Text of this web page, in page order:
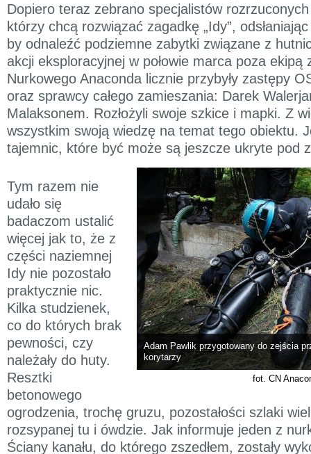
Dopiero teraz zebrano specjalistów
którzy chcą rozwiązać zagadkę „Idy”,
by odnaleźć podziemne zabytki związane z
akcji eksploracyjnej w połowie marca poza ekipą
Nurkowego Anaconda licznie przybyły zastępy
oraz sprawcy całego zamieszania: Darek
Malaksonem. Rozłożyli swoje szkice i mapki. Z
wszystkim swoją wiedzę na temat tego obiektu.
tajemnic, które być może są jeszcze ukryte pod
Adam Pawlik przygotowany do zejścia
korytarzy
fot. CN
Tym razem nie
udało się
badaczom ustalić
więcej jak to, że z
części naziemnej
Idy nie pozostało
praktycznie nic.
Kilka studzienek,
co do których brak
pewności, czy
należały do huty.
Resztki
betonowego
ogrodzenia, trochę gruzu, pozostałości szlaki
rozsypanej tu i ówdzie. Jak informuje jeden z
Ściany kanału, do którego zszedłem, zostały